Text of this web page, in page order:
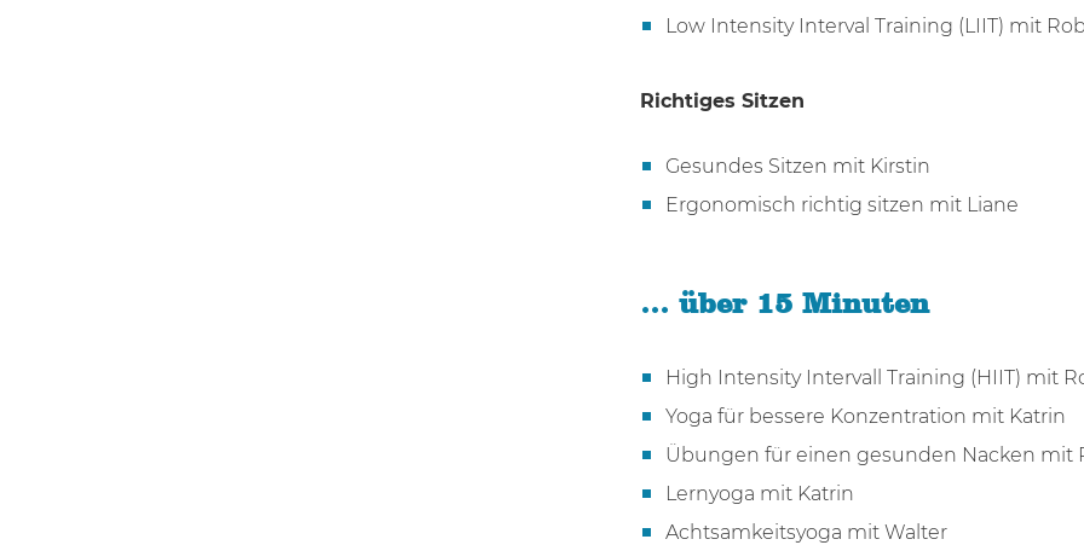
Low Intensity Interval Training (LIIT) mit
Richtiges Sitzen
Gesundes Sitzen mit Kirstin
Ergonomisch richtig sitzen mit Liane
… über 15 Minuten
High Intensity Intervall Training (HIIT) mit
Yoga für bessere Konzentration mit Katrin
Übungen für einen gesunden Nacken mit
Lernyoga mit Katrin
Achtsamkeitsyoga mit Walter